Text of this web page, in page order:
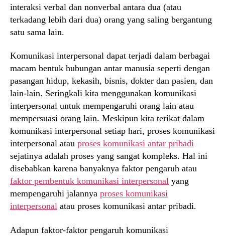
interaksi verbal dan nonverbal antara dua (atau
terkadang lebih dari dua) orang yang saling bergantung
satu sama lain.
Komunikasi interpersonal dapat terjadi dalam berbagai
macam bentuk hubungan antar manusia seperti dengan
pasangan hidup, kekasih, bisnis, dokter dan pasien, dan
lain-lain. Seringkali kita menggunakan komunikasi
interpersonal untuk mempengaruhi orang lain atau
mempersuasi orang lain. Meskipun kita terikat dalam
komunikasi interpersonal setiap hari, proses komunikasi
interpersonal atau proses komunikasi antar pribadi
sejatinya adalah proses yang sangat kompleks. Hal ini
disebabkan karena banyaknya faktor pengaruh atau
faktor pembentuk komunikasi interpersonal yang
mempengaruhi jalannya proses komunikasi
interpersonal atau proses komunikasi antar pribadi.
Adapun faktor-faktor pengaruh komunikasi